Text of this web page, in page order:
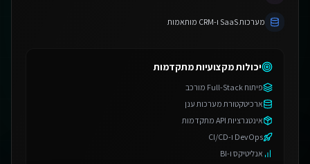
מערכות SaaS ו-CRM מותאמות
יכולות מקצועיות מתקדמות
פיתוח Full-Stack מורכב
ארכיטקטורת מערכות ענן
אינטגרציות API מתקדמות
DevOps ו-CI/CD
אנליטיקס ו-BI